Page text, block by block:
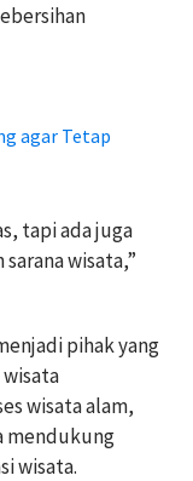
agar Tetap
tapi ada juga
wisata,”
pihak yang
wisata alam,
mendukung
wisata.